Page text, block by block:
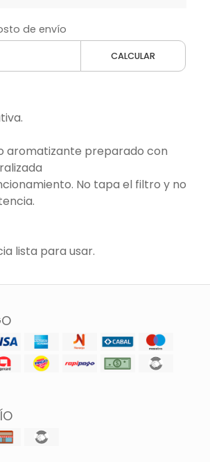
de envío
CALCULAR
aromatizante preparado con
No tapa el filtro y no
lista para usar.